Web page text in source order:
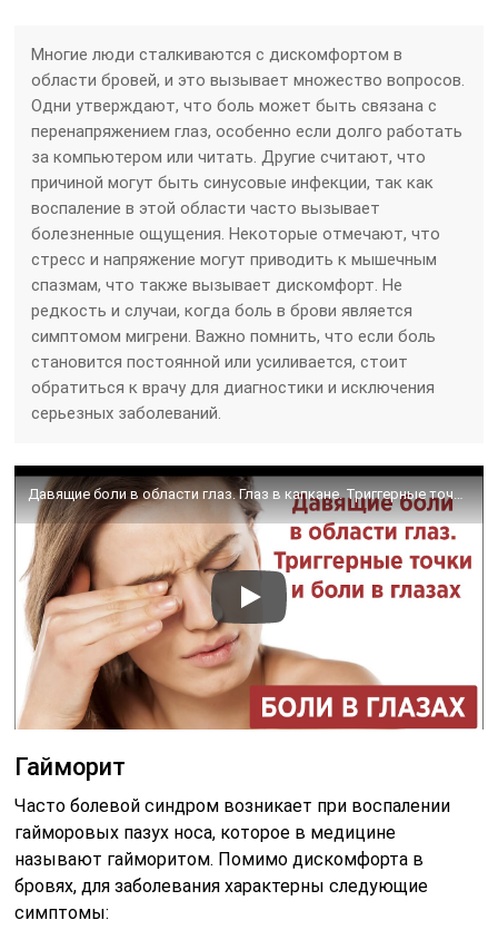
Многие люди сталкиваются с дискомфортом в
области бровей, и это вызывает множество вопросов.
Одни утверждают, что боль может быть связана с
перенапряжением глаз, особенно если долго работать
за компьютером или читать. Другие считают, что
причиной могут быть синусовые инфекции, так как
воспаление в этой области часто вызывает
болезненные ощущения. Некоторые отмечают, что
стресс и напряжение могут приводить к мышечным
спазмам, что также вызывает дискомфорт. Не
редкость и случаи, когда боль в брови является
симптомом мигрени. Важно помнить, что если боль
становится постоянной или усиливается, стоит
обратиться к врачу для диагностики и исключения
серьезных заболеваний.
Давящие боли в области глаз. Глаз в капкане. Триггерные точки и боли в глазах
Гайморит
Часто болевой синдром возникает при воспалении
гайморовых пазух носа, которое в медицине
называют гайморитом. Помимо дискомфорта в
бровях, для заболевания характерны следующие
симптомы: